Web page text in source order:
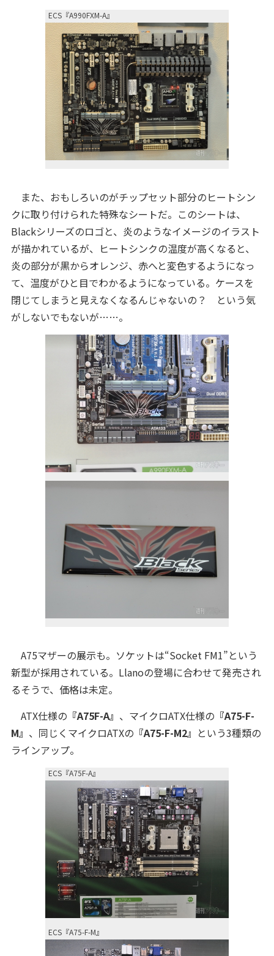
ECS『A990FXM-A』
また、おもしろいのがチップセット部分のヒートシン
クに取り付けられた特殊なシートだ。このシートは、
Blackシリーズのロゴと、炎のようなイメージのイラスト
が描かれているが、ヒートシンクの温度が高くなると、
炎の部分が黒からオレンジ、赤へと変色するようになっ
て、温度がひと目でわかるようになっている。ケースを
閉じてしまうと見えなくなるんじゃないの？ という気
がしないでもないが……。
A75マザーの展示も。ソケットは“Socket FM1”という
新型が採用されている。Llanoの登場に合わせて発売され
るそうで、価格は未定。
ATX仕様の 『A75F-A』 、マイクロATX仕様の 『A75-F-
M』 、同じくマイクロATXの 『A75-F-M2』 という3種類の
ラインアップ。
ECS『A75F-A』
ECS『A75-F-M』